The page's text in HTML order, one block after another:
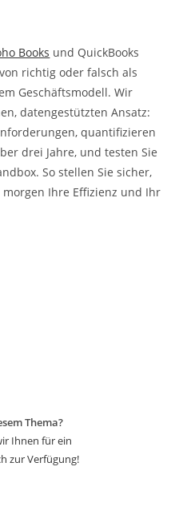
Books und QuickBooks
richtig oder falsch als
Geschäftsmodell. Wir
datengestützten Ansatz:
quantifizieren
drei Jahre, und testen Sie
So stellen Sie sicher,
Ihre Effizienz und Ihr
Thema?
Ihnen für ein
zur Verfügung!